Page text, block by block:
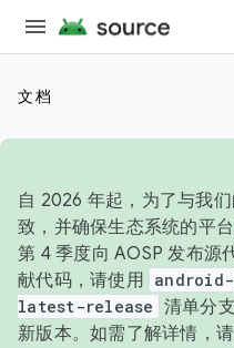
文档
自 2026 年起，为了与我
致，并确保生态系统的平
第 4 季度向 AOSP 发布源
献代码，请使用
latest-release 清单分
新版本。如需了解详情，